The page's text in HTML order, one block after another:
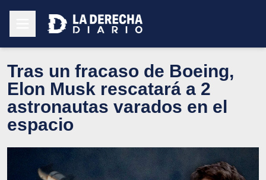
Tras un fracaso de Boeing,
Elon Musk rescatará a 2
astronautas varados en el
espacio